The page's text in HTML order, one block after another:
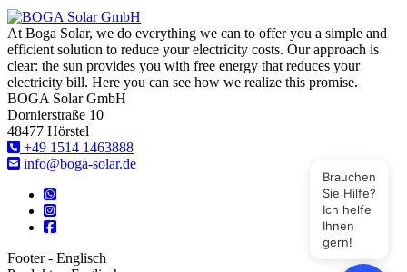
At Boga Solar, we do everything we can to offer you a simple and
efficient solution to reduce your electricity costs. Our approach is
clear: the sun provides you with free energy that reduces your
electricity bill. Here you can see how we realize this promise.
BOGA Solar GmbH
Dornierstraße 10
48477 Hörstel
+49 1514 1463888
info@boga-solar.de
Footer - Englisch
Brauchen
Sie Hilfe?
Ich helfe
Ihnen
gern!